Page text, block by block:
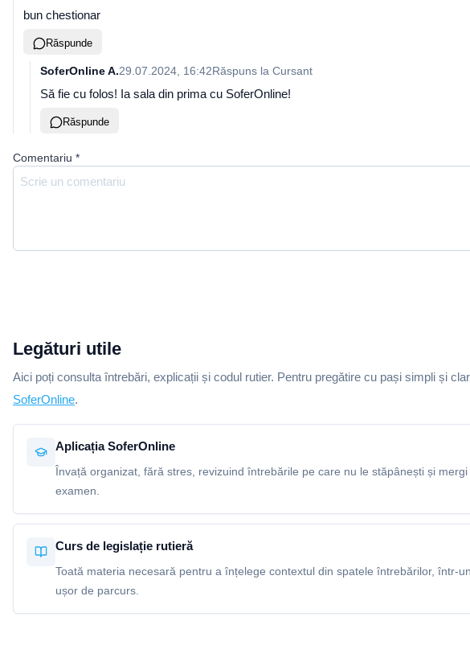
bun chestionar
Răspunde
SoferOnline A.29.07.2024, 16:42Răspuns la Cursant
Să fie cu folos! Ia sala din prima cu SoferOnline!
Răspunde
Comentariu *
Legături utile
Aici poți consulta întrebări, explicații și codul rutier. Pentru pregătire cu pași simpli și
SoferOnline.
Aplicația SoferOnline
Învață organizat, fără stres, revizuind întrebările pe care nu le stăpânești și
examen.
Curs de legislație rutieră
Toată materia necesară pentru a înțelege contextul din spatele întrebărilor, într-
ușor de parcurs.